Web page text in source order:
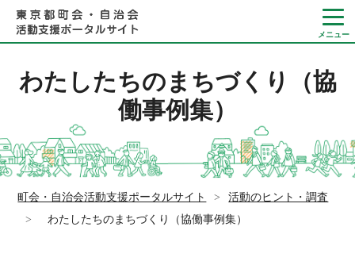
Language
やさしい日本語
ひらがなをつける
わたしたちのまちづくり（協
働事例集）
町会・自治会活動支援ポータルサイト >
活動のヒント・調査
>
わたしたちのまちづくり（協働事例集）